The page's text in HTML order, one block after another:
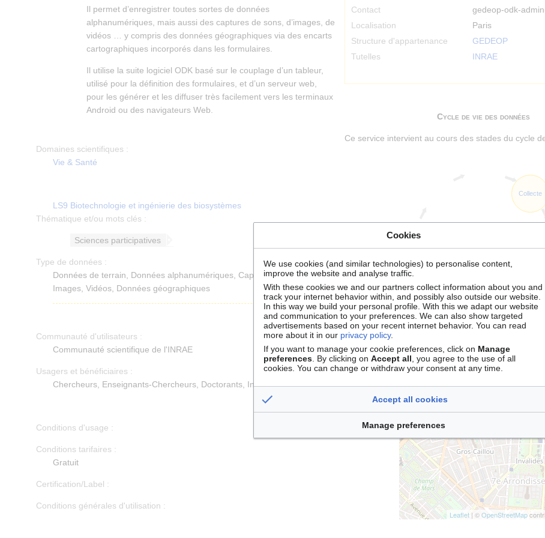
Contact
gedeop-odk-
Localisation
Paris
Structure d'appartenance
GEDEOP
Tutelles
INRAE
Cycle de vie des données
Ce service intervient au cours des stades du cycle
Collecte
+
Leaflet | ©OpenStreetMap
Il permet d’enregistrer toutes sortes de données
alphanumériques, mais aussi des captures de sons, d’images, de
vidéos … y compris des données géographiques via des encarts
cartographiques incorporés dans les formulaires.
Il utilise la suite logiciel ODK basé sur le couplage d’un tableur,
utilisé pour la définition des formulaires, et d’un serveur web,
pour les générer et les diffuser très facilement vers les terminaux
Android ou des navigateurs Web.
Domaines scientifiques :
Vie & Santé
LS9 Biotechnologie et ingénierie des biosystèmes
Thématique et/ou mots clés :
Sciences participatives
Type de données :
Données de terrain, Données alphanumériques, Captures de sons,
Images, Vidéos, Données géographiques
Communauté d'utilisateurs :
Communauté scientifique de l'INRAE
Usagers et bénéficiaires :
Chercheurs, Enseignants-Chercheurs, Doctorants, Ingénieurs
Conditions d'usage :
Conditions tarifaires :
Gratuit
Certification/Label :
Conditions générales d'utilisation :
Cookies
We use cookies (and similar technologies) to personalise content,
improve the website and analyse traffic.
With these cookies we and our partners collect information about you and
track your internet behavior within, and possibly also outside our website.
In this way we build your personal profile. With this we adapt our website
and communication to your preferences. We can also show targeted
advertisements based on your recent internet behavior. You can read
more about it in our privacy policy.
If you want to manage your cookie preferences, click on Manage
preferences . By clicking on Accept all , you agree to the use of all
cookies. You can change or withdraw your consent at any time.
Accept all cookies
Manage preferences